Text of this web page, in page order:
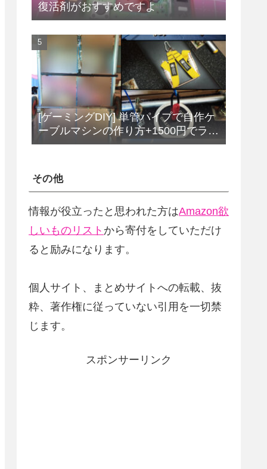
復活剤がおすすめですよ
[ゲーミングDIY] 単管パイプで自作ケ
ーブルマシンの作り方+1500円でラッ
トプルダウンバーをDIY
その他
情報が役立ったと思われた方はAmazon欲
しいものリスト から寄付をしていただけ
ると励みになります。
個人サイト、まとめサイトへの転載、抜
粋、著作権に従っていない引用を一切禁
じます。
スポンサーリンク